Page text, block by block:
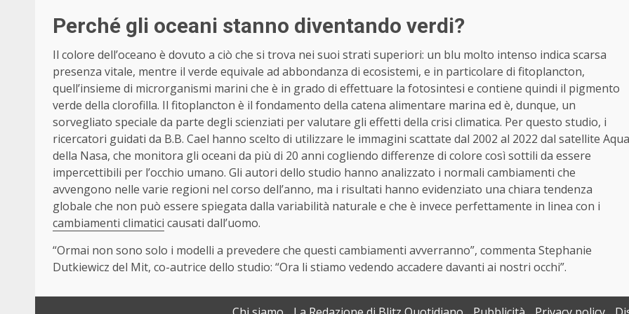
Perché gli oceani stanno diventando verdi?
Il colore dell’oceano è dovuto a ciò che si trova nei suoi strati superiori: un blu molto intenso indica scarsa
presenza vitale, mentre il verde equivale ad abbondanza di ecosistemi, e in particolare di fitoplancton,
quell’insieme di microrganismi marini che è in grado di effettuare la fotosintesi e contiene quindi il pigmento
verde della clorofilla. Il fitoplancton è il fondamento della catena alimentare marina ed è, dunque, un
sorvegliato speciale da parte degli scienziati per valutare gli effetti della crisi climatica. Per questo studio, i
ricercatori guidati da B.B. Cael hanno scelto di utilizzare le immagini scattate dal 2002 al 2022 dal satellite Aqua
della Nasa, che monitora gli oceani da più di 20 anni cogliendo differenze di colore così sottili da essere
impercettibili per l’occhio umano. Gli autori dello studio hanno analizzato i normali cambiamenti che
avvengono nelle varie regioni nel corso dell’anno, ma i risultati hanno evidenziato una chiara tendenza
globale che non può essere spiegata dalla variabilità naturale e che è invece perfettamente in linea con i
cambiamenti climatici causati dall’uomo.
“Ormai non sono solo i modelli a prevedere che questi cambiamenti avverranno”, commenta Stephanie
Dutkiewicz del Mit, co-autrice dello studio: “Ora li stiamo vedendo accadere davanti ai nostri occhi”.